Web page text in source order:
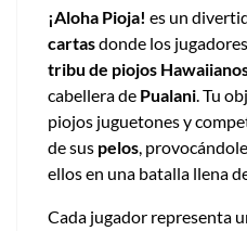
¡Aloha Pioja! es un
cartasdonde los
tribu de piojos
cabellera de Pualani. Tu
piojos juguetones y
de sus pelos,
ellos en una batalla llena
Cada jugador representa